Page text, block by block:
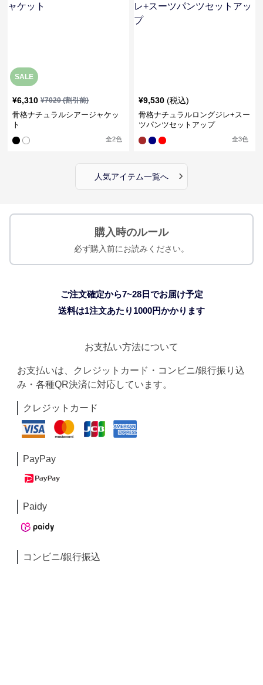
SALE
¥6,310 ¥7020(割引前)
骨格ナチュラルシアージャケッ
ト
全2色
¥9,530 (税込)
骨格ナチュラルロングジレ+スー
ツパンツセットアップ
全3色
人気アイテム一覧へ ›
購入時のルール
必ず購入前にお読みください。
ご注文確定から7~28日でお届け予定
送料は1注文あたり 1000円かかります
お支払い方法について
お支払いは、クレジットカード・コンビニ/銀行振り込
み・各種QR決済に対応しています。
クレジットカード
PayPay
Paidy
コンビニ/銀行振込